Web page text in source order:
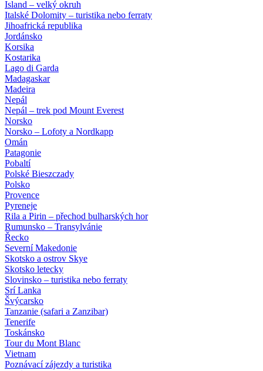
Island – velký okruh
Italské Dolomity – turistika nebo ferraty
Jihoafrická republika
Jordánsko
Korsika
Kostarika
Lago di Garda
Madagaskar
Madeira
Nepál
Nepál – trek pod Mount Everest
Norsko
Norsko – Lofoty a Nordkapp
Omán
Patagonie
Pobaltí
Polské Bieszczady
Polsko
Provence
Pyreneje
Rila a Pirin – přechod bulharských hor
Rumunsko – Transylvánie
Řecko
Severní Makedonie
Skotsko a ostrov Skye
Skotsko letecky
Slovinsko – turistika nebo ferraty
Srí Lanka
Švýcarsko
Tanzanie (safari a Zanzibar)
Tenerife
Toskánsko
Tour du Mont Blanc
Vietnam
Poznávací zájezdy a turistika